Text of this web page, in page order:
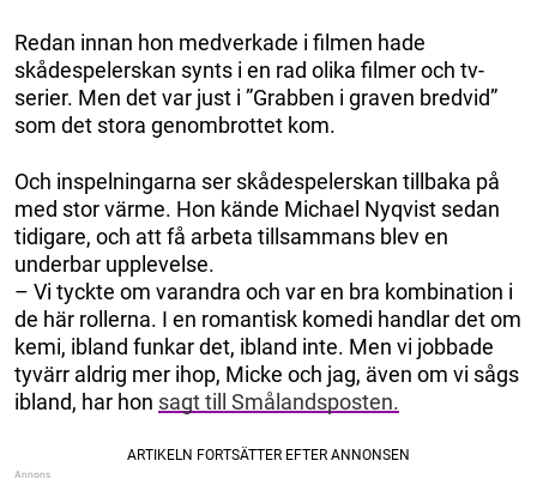
Redan innan hon medverkade i filmen hade
skådespelerskan synts i en rad olika filmer och tv-
serier. Men det var just i ”Grabben i graven bredvid”
som det stora genombrottet kom.
Och inspelningarna ser skådespelerskan tillbaka på
med stor värme. Hon kände Michael Nyqvist sedan
tidigare, och att få arbeta tillsammans blev en
underbar upplevelse.
– Vi tyckte om varandra och var en bra kombination i
de här rollerna. I en romantisk komedi handlar det om
kemi, ibland funkar det, ibland inte. Men vi jobbade
tyvärr aldrig mer ihop, Micke och jag, även om vi sågs
ibland, har hon sagt till Smålandsposten.